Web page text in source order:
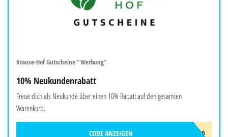
Krause-Hof Gutscheine "Werbung"
10% Neukundenrabatt
Freue dich als Neukunde über einen 10% Rabatt auf den gesamten
Warenkorb.
NEU10
CODE ANZEIGEN